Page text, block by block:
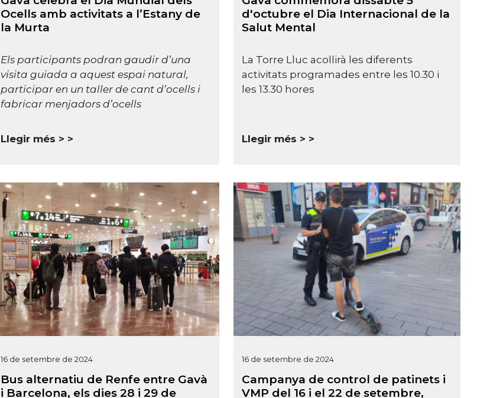
Ocells amb activitats a l’Estany de
la Murta
Els participants podran gaudir d’una
visita guiada a aquest espai natural,
participar en un taller de cant d’ocells i
fabricar menjadors d’ocells
Llegir més >
d'octubre el Dia Internacional de la
Salut Mental
La Torre Lluc acollirà les diferents
activitats programades entre les 10.30 i
les 13.30 hores
Llegir més >
16 de setembre de 2024
Bus alternatiu de Renfe entre Gavà
i Barcelona, els dies 28 i 29 de
16 de setembre de 2024
Campanya de control de patinets i
VMP del 16 i el 22 de setembre,